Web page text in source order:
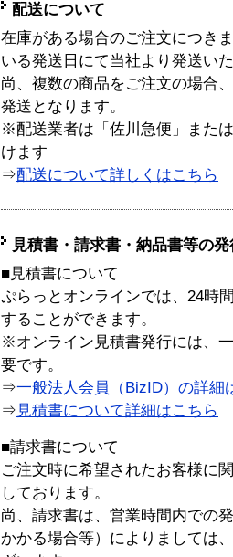
配送について
在庫がある場合のご注文につき
いる発送日にて当社より発送い
尚、複数の商品をご注文の場合
発送となります。
※配送業者は「佐川急便」また
けます
⇒配送について詳しくはこちら
見積書・請求書・納品書等の
■見積書について
ぷらっとオンラインでは、24時
することができます。
※オンライン見積書発行には、
要です。
⇒一般法人会員（BizID）の詳細
⇒ 見積書について詳細はこちら
■請求書について
ご注文時に希望されたお客様に
しております。
尚、請求書は、営業時間内での
かかる場合等）によりましては